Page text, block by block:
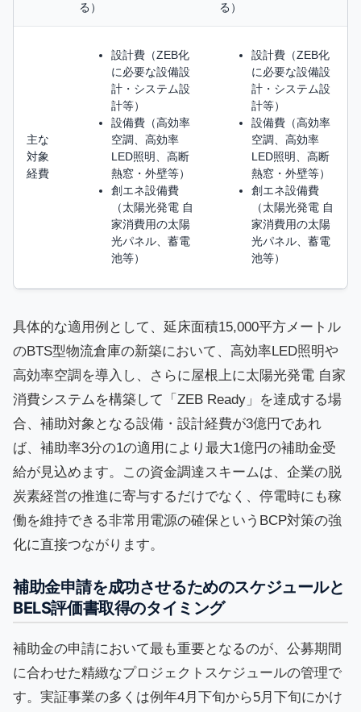
る）
る）
主な
対象
経費
設計費（ZEB化
に必要な設備設
計・システム設
計等）
設備費（高効率
空調、高効率
LED照明、高断
熱窓・外壁等）
創エネ設備費
（太陽光発電 自
家消費用の太陽
光パネル、蓄電
池等）
設計費（ZEB化
に必要な設備設
計・システム設
計等）
設備費（高効率
空調、高効率
LED照明、高断
熱窓・外壁等）
創エネ設備費
（太陽光発電 自
家消費用の太陽
光パネル、蓄電
池等）
具体的な適用例として、延床面積15,000平方メートル
のBTS型物流倉庫の新築において、高効率LED照明や
高効率空調を導入し、さらに屋根上に太陽光発電 自家
消費システムを構築して「ZEB Ready」を達成する場
合、補助対象となる設備・設計経費が3億円であれ
ば、補助率3分の1の適用により最大1億円の補助金受
給が見込めます。この資金調達スキームは、企業の脱
炭素経営の推進に寄与するだけでなく、停電時にも稼
働を維持できる非常用電源の確保というBCP対策の強
化に直接つながります。
補助金申請を成功させるためのスケジュールと
BELS評価書取得のタイミング
補助金の申請において最も重要となるのが、公募期間
に合わせた精緻なプロジェクトスケジュールの管理で
す。実証事業の多くは例年4月下旬から5月下旬にかけ